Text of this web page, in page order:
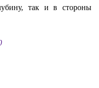
так и в стороны